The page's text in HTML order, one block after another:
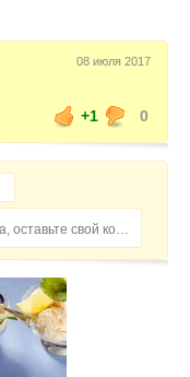
08 июля 2017
+1
0
Домохозяйка, пожалуйста, оставьте свой комментарий...